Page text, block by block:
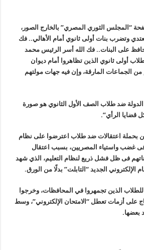
“المجلس الثوري المصري” بالخارج الصور،
وتضرب بنات أولى ثانوي أمام الأهالي.. فك
على البنات.. فك الله أسر الرئيس محمد
أولى ثانوي الذين تظاهروا أمام ديوان
من الجماعات المارقة، وإن فيه جهات مولتهم
الدولة ضد طلاب الصف الأول الثانوي هو صورة
قضايا الرأي”.
بحملة اعتقالات ضد طلاب اعترضوا على نظام
فى غضب واستياء المصريين، بسبب اعتقال
فى ظل فشل ذريع لنظام التعليم، الذي شهد
الإلكتروني الجديد “التابلت” بدلًا من الورق.
الذين تجمهروا في المحافظات، وخرجوا
على أزمات تعطل “الامتحان الإلكتروني”، وسط
بعضها.